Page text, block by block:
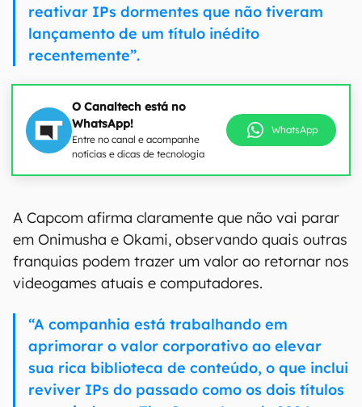
reativar IPs dormentes que não tiveram
lançamento de um título inédito
recentemente”.
O Canaltech está no
WhatsApp!
Entre no canal e acompanhe
notícias e dicas de tecnologia
WhatsApp
A Capcom afirma claramente que não vai parar
em Onimusha e Okami, observando quais outras
franquias podem trazer um valor ao retornar nos
videogames atuais e computadores.
“A companhia está trabalhando em
aprimorar o valor corporativo ao elevar
sua rica biblioteca de conteúdo, o que inclui
reviver IPs do passado como os dois títulos